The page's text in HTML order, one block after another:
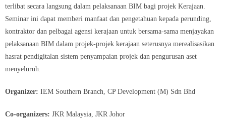
terlibat secara langsung dalam pelaksanaan BIM bagi projek Kerajaan.
Seminar ini dapat memberi manfaat dan pengetahuan kepada perunding,
kontraktor dan pelbagai agensi kerajaan untuk bersama-sama menjayakan
pelaksanaan BIM dalam projek-projek kerajaan seterusnya merealisasikan
hasrat pendigitalan sistem penyampaian projek dan pengurusan aset
menyeluruh.
Organizer: IEM Southern Branch, CP Development (M) Sdn Bhd
Co-organizers: JKR Malaysia, JKR Johor